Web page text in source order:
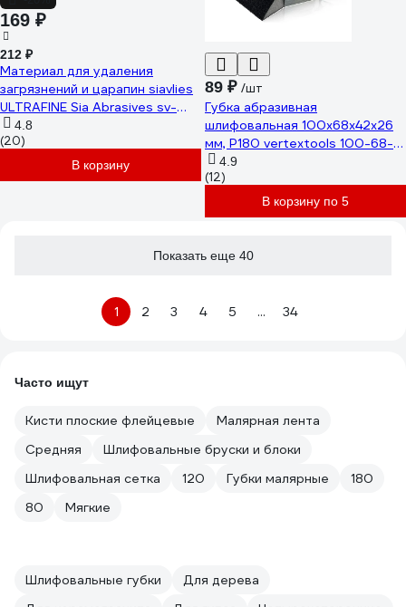
169 ₽
212 ₽
Материал для удаления
загрязнений и царапин siavlies
ULTRAFINE Sia Abrasives sv-
ultrafine-2
4.8
(20)
В корзину
89 ₽ /шт
Губка абразивная
шлифовальная 100x68x42x26
мм, P180 vertextools 100-68-
1804.9
(12)
В корзину по 5
Показать еще 40
1 2 3 4 5 ... 34
Часто ищут
Кисти плоские флейцевые
Малярная лента
Средняя
Шлифовальные бруски и блоки
Шлифовальная сетка
120 Губки малярные
180
80
Мягкие
Шлифовальные губки
Для дерева